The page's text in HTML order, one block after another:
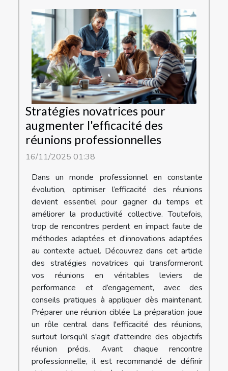
Stratégies novatrices pour
augmenter l'efficacité des
réunions professionnelles
16/11/2025 01:38
Dans un monde professionnel en constante
évolution, optimiser l’efficacité des réunions
devient essentiel pour gagner du temps et
améliorer la productivité collective. Toutefois,
trop de rencontres perdent en impact faute de
méthodes adaptées et d’innovations adaptées
au contexte actuel. Découvrez dans cet article
des stratégies novatrices qui transformeront
vos réunions en véritables leviers de
performance et d’engagement, avec des
conseils pratiques à appliquer dès maintenant.
Préparer une réunion ciblée La préparation joue
un rôle central dans l'efficacité des réunions,
surtout lorsqu'il s'agit d'atteindre des objectifs
réunion précis. Avant chaque rencontre
professionnelle, il est recommandé de définir